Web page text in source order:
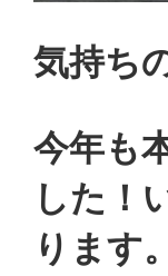
気持ち
今年も
した！
ります。